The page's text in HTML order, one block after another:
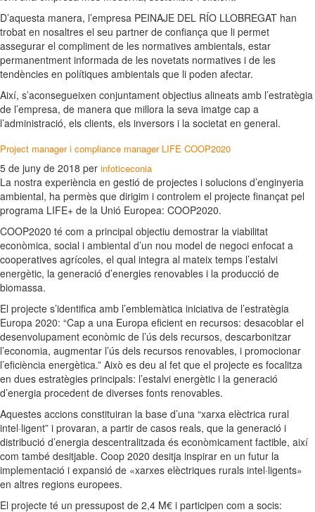
D’aquesta manera, l’empresa PEINAJE DEL RÍO LLOBREGAT han
trobat en nosaltres el seu partner de confiança que li permet
assegurar el compliment de les normatives ambientals, estar
permanentment informada de les novetats normatives i de les
tendències en polítiques ambientals que li poden afectar.
Així, s’aconsegueixen conjuntament objectius alineats amb l’estratègia
de l’empresa, de manera que millora la seva imatge cap a
l’administració, els clients, els inversors i la societat en general.
Project manager i compliance manager LIFE COOP2020
5 de juny de 2018 per infoticeconia
La nostra experiència en gestió de projectes i solucions d’enginyeria
ambiental, ha permès que dirigim i controlem el projecte finançat pel
programa LIFE+ de la Unió Europea: COOP2020.
COOP2020 té com a principal objectiu demostrar la viabilitat
econòmica, social i ambiental d’un nou model de negoci enfocat a
cooperatives agrícoles, el qual integra al mateix temps l’estalvi
energètic, la generació d’energies renovables i la producció de
biomassa.
El projecte s’identifica amb l’emblemàtica iniciativa de l’estratègia
Europa 2020: “Cap a una Europa eficient en recursos: desacoblar el
desenvolupament econòmic de l’ús dels recursos, descarbonitzar
l’economia, augmentar l’ús dels recursos renovables, i promocionar
l’eficiència energètica.” Això es deu al fet que el projecte es focalitza
en dues estratègies principals: l’estalvi energètic i la generació
d’energia procedent de diverses fonts renovables.
Aquestes accions constituiran la base d’una “xarxa elèctrica rural
intel·ligent” i provaran, a partir de casos reals, que la generació i
distribució d’energia descentralitzada és econòmicament factible, així
com també desitjable. Coop 2020 desitja inspirar en un futur la
implementació i expansió de «xarxes elèctriques rurals intel·ligents»
en altres regions europees.
El projecte té un pressupost de 2,4 M€ i participen com a socis: